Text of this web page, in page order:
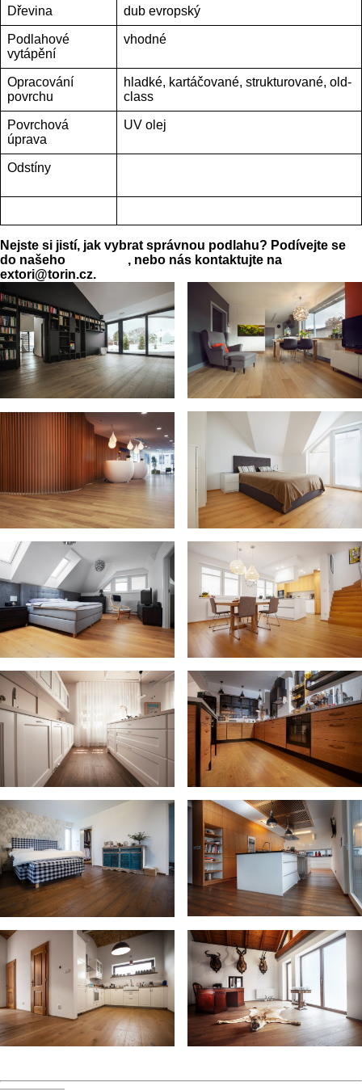
Dřevina
dub evropský
Podlahové
vytápění
vhodné
Opracování
povrchu
hladké, kartáčované, strukturované, old-
class
Povrchová
úprava
UV olej
Odstíny
Nejste si jistí, jak vybrat správnou podlahu? Podívejte se
do našeho
, nebo nás kontaktujte na
extori@torin.cz.